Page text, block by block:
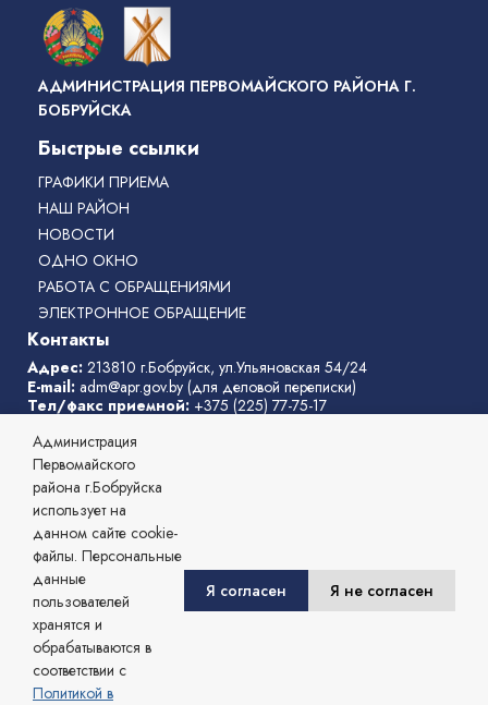
АДМИНИСТРАЦИЯ ПЕРВОМАЙСКОГО РАЙОНА Г.
БОБРУЙСКА
Быстрые ссылки
ГРАФИКИ ПРИЕМА
НАШ РАЙОН
НОВОСТИ
ОДНО ОКНО
РАБОТА С ОБРАЩЕНИЯМИ
ЭЛЕКТРОННОЕ ОБРАЩЕНИЕ
Контакты
Адрес: 213810 г.Бобруйск, ул.Ульяновская 54/24
E-mail: adm@apr.gov.by (для деловой переписки)
Тел/факс приемной: +375 (225) 77-75-17
Режим работы администрации
13:00 до 14:00
выходные дни:суббота, воскресенье
Телефоны службы «одно окно»
© 2026 Администрация Первомайского района г. Бобруйска,
Официальный сайт.
Сайт зарегистрирован в Государственном регистре информационных
ресурсов Республики Беларусь. № 7822542482 от 09.04.2025г.
Могилевский региональный информационный центр
Администрация
Первомайского
района г.Бобруйска
использует на
данном сайте cookie-
файлы. Персональные
данные
пользователей
хранятся и
обрабатываются в
соответствии с
Политикой в
Я согласен Я не согласен